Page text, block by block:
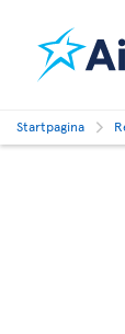
Startpagina